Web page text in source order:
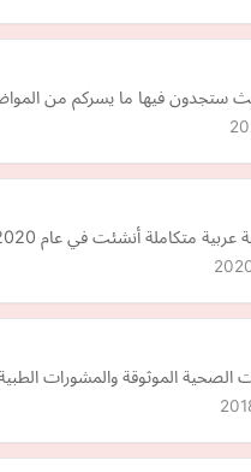
ستجدون فيها ما يسركم من
الجودة في كافة المجالات تم إنشاؤها بهدف إثراء المحتوى العربي على الإنترنت
الصحية الموثوقة والمشورات